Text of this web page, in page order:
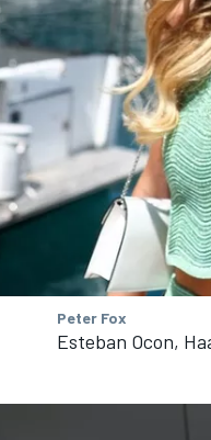
Peter Fox
Esteban Ocon,